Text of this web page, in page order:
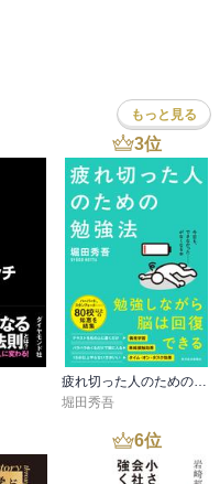
もっと見る
3位
疲れ切った人のための勉強法
堀田秀吾
6位